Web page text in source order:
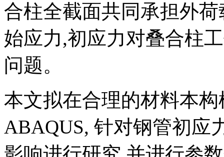
合柱全截面共同承担外
始应力,初应力对叠合柱
问题。
本文拟在合理的材料本
ABAQUS, 针对钢管初应